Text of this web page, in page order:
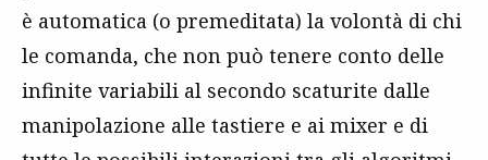
è automatica (o premeditata) la volontà di chi
le comanda, che non può tenere conto delle
infinite variabili al secondo scaturite dalle
manipolazione alle tastiere e ai mixer e di